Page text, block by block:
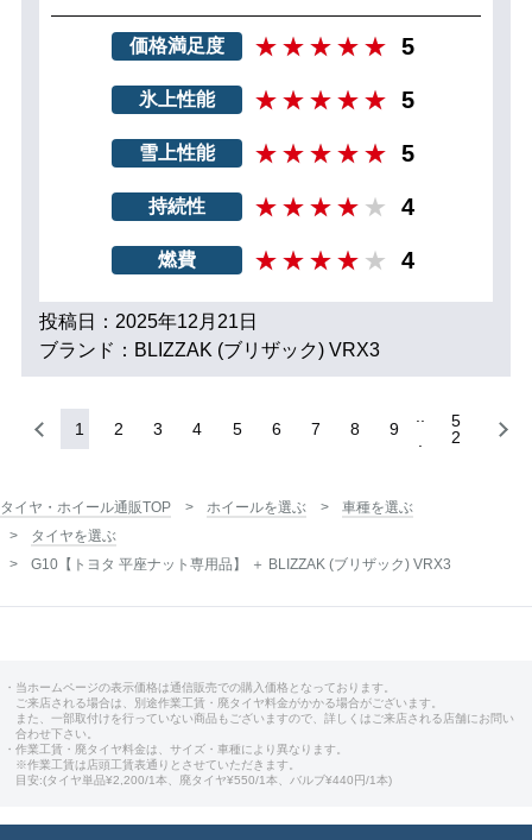
価格満足度 5
氷上性能 5
雪上性能 5
持続性 4
燃費 4
投稿日：2025年12月21日
ブランド：BLIZZAK (ブリザック) VRX3
1 2 3 4 5 6 7 8 9
5
2
タイヤ・ホイール通販TOP ホイールを選ぶ
車種を選ぶ
タイヤを選ぶ
G10【トヨタ 平座ナット専用品】 ＋ BLIZZAK (ブリザック) VRX3
・当ホームページの表示価格は通信販売での購入価格となっております。
ご来店される場合は、別途作業工賃・廃タイヤ料金がかかる場合がございます。
また、一部取付けを行っていない商品もございますので、詳しくはご来店される店舗にお問い
合わせ下さい。
・作業工賃・廃タイヤ料金は、サイズ・車種により異なります。
※作業工賃は店頭工賃表通りとさせていただきます。
目安:(タイヤ単品¥2,200/1本、廃タイヤ¥550/1本、バルブ¥440円/1本)